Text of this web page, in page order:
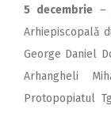
5 decembrie –
Arhiepiscopală
George Daniel
Arhangheli
Protopopiatul